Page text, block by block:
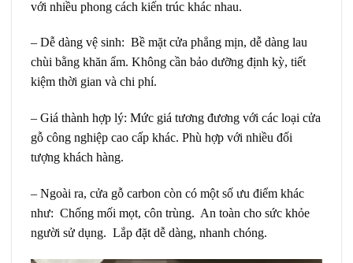
với nhiều phong cách kiến trúc khác nhau.
– Dễ dàng vệ sinh: Bề mặt cửa phẳng mịn, dễ dàng lau
chùi bằng khăn ẩm. Không cần bảo dưỡng định kỳ, tiết
kiệm thời gian và chi phí.
– Giá thành hợp lý: Mức giá tương đương với các loại cửa
gỗ công nghiệp cao cấp khác. Phù hợp với nhiều đối
tượng khách hàng.
– Ngoài ra, cửa gỗ carbon còn có một số ưu điểm khác
như: Chống mối mọt, côn trùng. An toàn cho sức khỏe
người sử dụng. Lắp đặt dễ dàng, nhanh chóng.